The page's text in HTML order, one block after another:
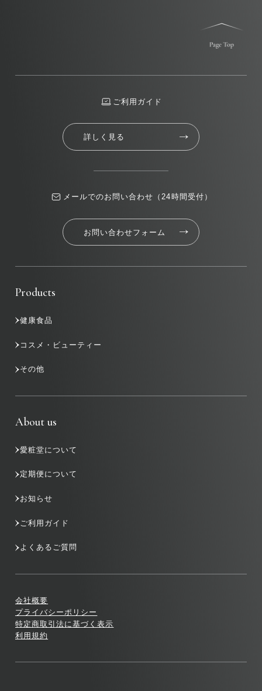
ご利用ガイド
詳しく見る
メールでのお問い合わせ（24時間受付）
お問い合わせフォーム
Products
健康食品
コスメ・ビューティー
その他
About us
愛粧堂について
定期便について
お知らせ
ご利用ガイド
よくあるご質問
会社概要
プライバシーポリシー
特定商取引法に基づく表示
利用規約